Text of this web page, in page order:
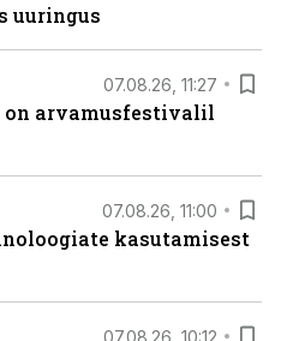
uuringus
07.08.26, 11:27
on arvamusfestivalil
07.08.26, 11:00
kasutamisest
07.08.26, 10:12